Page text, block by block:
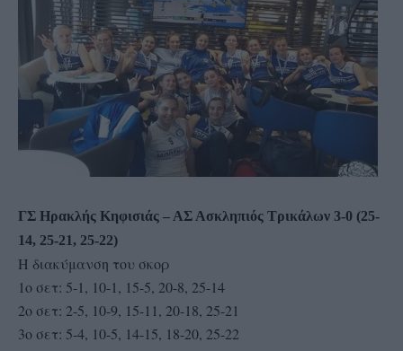
ΓΣ Ηρακλής Κηφισιάς – ΑΣ Ασκληπιός Τρικάλων 3-0 (25-
14, 25-21, 25-22)
Η διακύμανση του σκορ
1ο σετ: 5-1, 10-1, 15-5, 20-8, 25-14
2ο σετ: 2-5, 10-9, 15-11, 20-18, 25-21
3ο σετ: 5-4, 10-5, 14-15, 18-20, 25-22